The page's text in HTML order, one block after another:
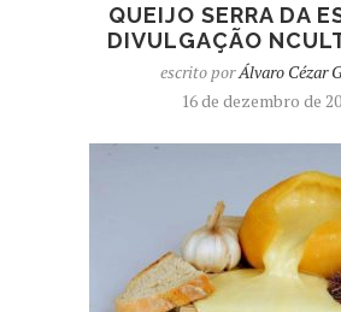
QUEIJO SERRA DA
DIVULGAÇÃO
escrito porÁlvaro Cézar
16 de dezembro de